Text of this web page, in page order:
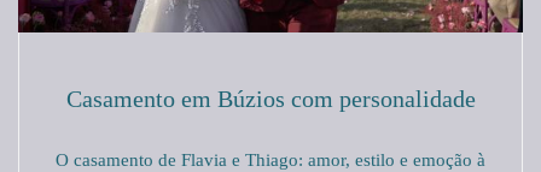
Casamento em Búzios com personalidade
O casamento de Flavia e Thiago: amor, estilo e emoção à